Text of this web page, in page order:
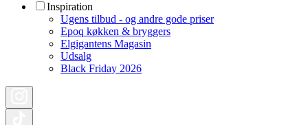
Inspiration
Ugens tilbud - og andre gode priser
Epoq køkken & bryggers
Elgigantens Magasin
Udsalg
Black Friday 2026